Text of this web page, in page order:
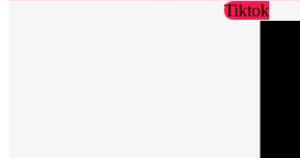
Tiktok